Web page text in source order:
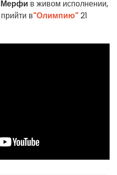
в живом исполнении,
в"Олимпию"21